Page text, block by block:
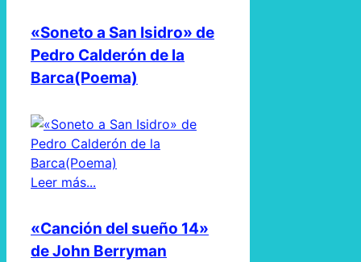
«Soneto a San Isidro» de
Pedro Calderón de la
Barca(Poema)
Leer más...
«Canción del sueño 14»
de John Berryman